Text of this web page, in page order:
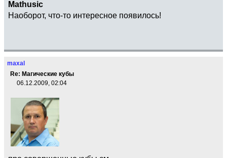
Mathusic
Наоборот, что-то интересное появилось!
maxal
Re: Магические кубы
06.12.2009, 02:04